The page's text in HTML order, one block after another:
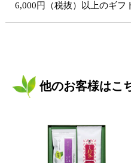
6,000円（税抜）以上のギフ
他のお客様はこ